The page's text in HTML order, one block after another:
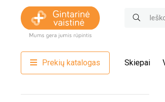
Prekių katalogas Skiepai